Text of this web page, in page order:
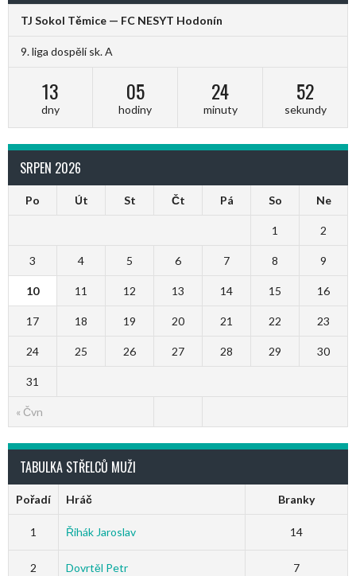
TJ Sokol Těmice — FC NESYT Hodonín
9. liga dospělí sk. A
13
dny
05
hodiny
24
minuty
52
sekundy
SRPEN 2026
Po Út St Čt Pá So Ne
« Čvn
1 2
3 4 5 6 7 8 9
10 11 12 13 14 15 16
17 18 19 20 21 22 23
24 25 26 27 28 29 30
31
TABULKA STŘELCŮ MUŽI
Pořadí Hráč Branky
1 Řihák Jaroslav 14
2 Dovrtěl Petr 7